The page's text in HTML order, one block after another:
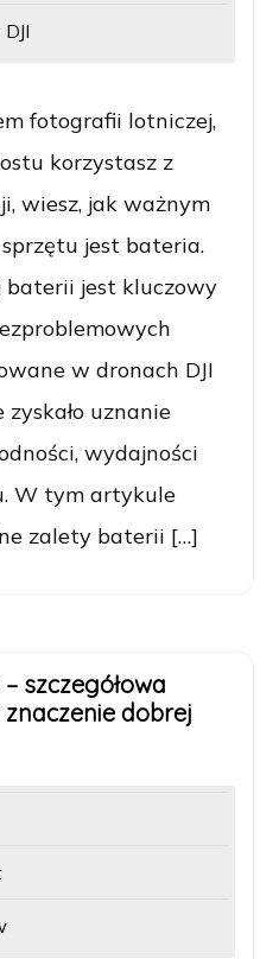
fotografii lotniczej,
korzystasz z
wiesz, jak ważnym
jest bateria.
jest kluczowy
w dronach DJI
uznanie
wydajności
W tym artykule
zalety baterii […]
szczegółowa
dobrej